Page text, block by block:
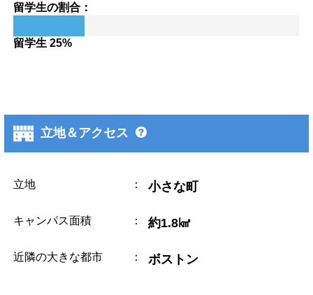
留学生の割合：
留学生 25%
立地＆アクセス
立地 ： 小さな町
キャンパス面積 ： 約1.8㎢
近隣の大きな都市 ： ボストン